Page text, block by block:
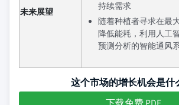
未来展望
持续需求
随着种植者寻求在最
降低能耗，利用人工
预测分析的智能通风
这个市场的增长机会是什